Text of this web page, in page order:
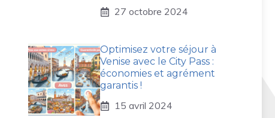
27 octobre 2024
Optimisez votre séjour à
Venise avec le City Pass :
économies et agrément
garantis !
15 avril 2024